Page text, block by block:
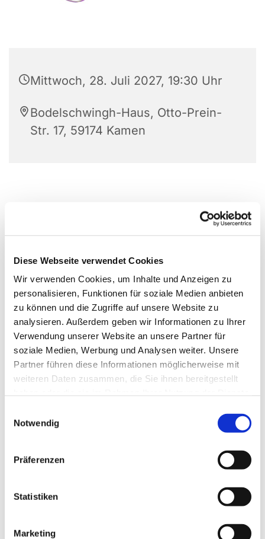
Diese Webseite verwendet Cookies
Wir verwenden Cookies, um Inhalte und Anzeigen zu
personalisieren, Funktionen für soziale Medien anbieten
zu können und die Zugriffe auf unsere Website zu
analysieren. Außerdem geben wir Informationen zu Ihrer
Verwendung unserer Website an unsere Partner für
soziale Medien, Werbung und Analysen weiter. Unsere
Partner führen diese Informationen möglicherweise mit
weiteren Daten zusammen, die Sie ihnen bereitgestellt
Notwendig
Präferenzen
Statistiken
Marketing
Mittwoch, 28. Juli 2027, 19:30 Uhr
Bodelschwingh-Haus, Otto-Prein-
Str. 17, 59174 Kamen
Dies könnte Sie auch